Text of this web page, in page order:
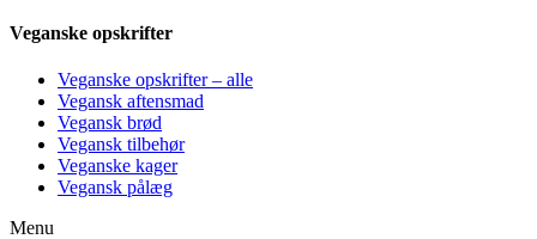
Veganske opskrifter
Veganske opskrifter – alle
Vegansk aftensmad
Vegansk brød
Vegansk tilbehør
Veganske kager
Vegansk pålæg
Menu